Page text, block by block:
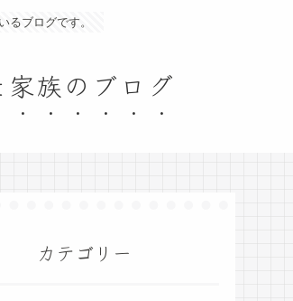
ブログです。
族のブログ
カテゴリー